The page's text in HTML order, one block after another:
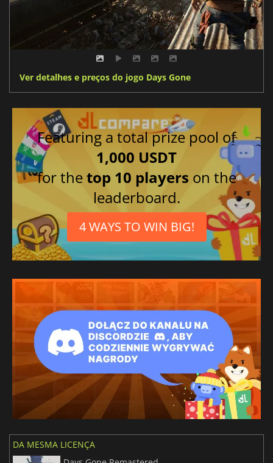
Ver detalhes e preços do jogo Days Gone
Featuring a total prize pool of
1,000 USDT
for thetop 10 players on the
leaderboard.
4 WAYS TO WIN BIG!
DA MESMA LICENÇA